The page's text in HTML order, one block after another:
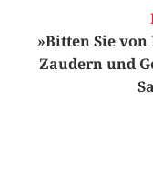
»Bitten Sie von
Zaudern und